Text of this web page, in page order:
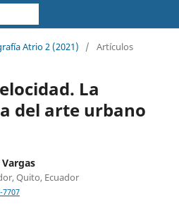
Atrio 2 (2021) / Artículos
La
del arte urbano
Quito, Ecuador